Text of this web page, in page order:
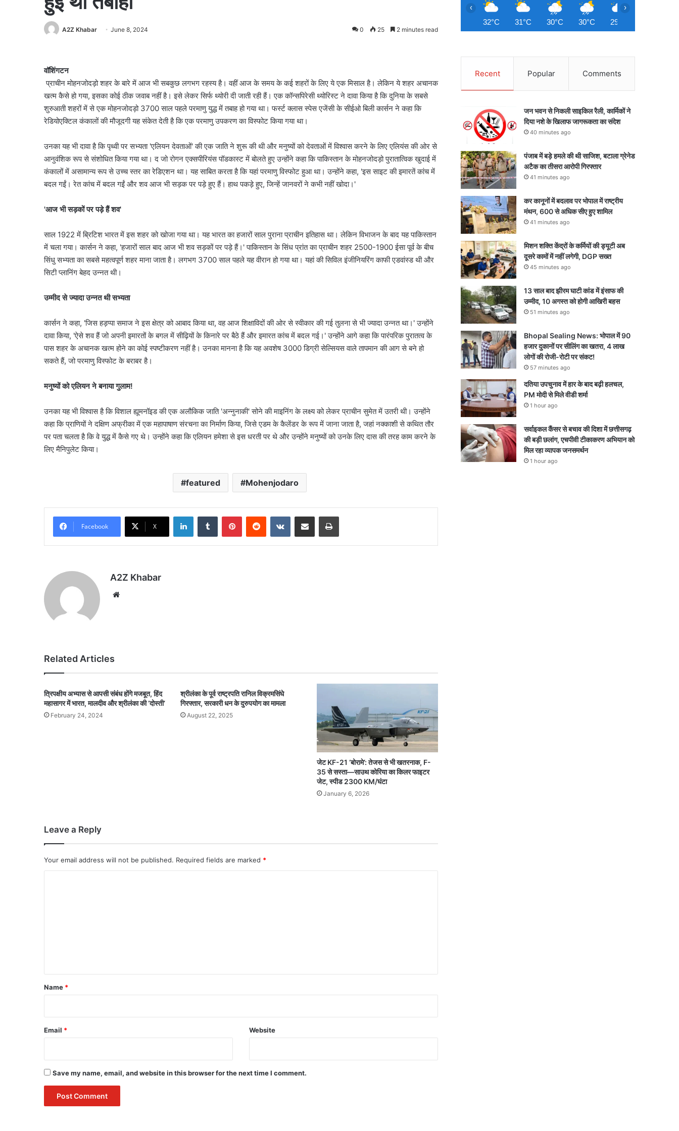
A2Z Khabar June 8, 2024 0 25 2 minutes read
वॉशिंगटन
प्राचीन मोहनजोदड़ो शहर के बारे में आज भी सबकुछ लगभग रहस्य है। वहीं आज के समय के कई शहरों के लिए ये एक मिसाल है। लेकिन ये शहर अचानक
खत्म कैसे हो गया, इसका कोई ठीक जवाब नहीं है। इसे लेकर सिर्फ थ्योरी दी जाती रही हैं। एक कॉन्सपिरेसी थ्योरिस्ट ने दावा किया है कि दुनिया के सबसे
शुरुआती शहरों में से एक मोहनजोदड़ो 3700 साल पहले परमाणु युद्ध में तबाह हो गया था। फर्स्ट क्लास स्पेस एजेंसी के सीईओ बिली कार्सन ने कहा कि
रेडियोएक्टिल कंकालों की मौजूदगी यह संकेत देती है कि एक परमाणु उपकरण का विस्फोट किया गया था।
उनका यह भी दावा है कि पृथ्वी पर सभ्यता 'एलियन देवताओं' की एक जाति ने शुरू की थी और मनुष्यों को देवताओं में विश्वास करने के लिए एलियंस की ओर से
आनुवंशिक रूप से संशोधित किया गया था। द जो रोगन एक्सपीरियंस पॉडकास्ट में बोलते हुए उन्होंने कहा कि पाकिस्तान के मोहनजोदड़ो पुरातात्विक खुदाई में
कंकालों में असामान्य रूप से उच्च स्तर का रेडिएशन था। यह साबित करता है कि यहां परमाणु विस्फोट हुआ था। उन्होंने कहा, 'इस साइट की इमारतें कांच में
बदल गईं। रेत कांच में बदल गईं और शव आज भी सड़क पर पड़े हुए हैं। हाथ पकड़े हुए, जिन्हें जानवरों ने कभी नहीं खोदा।'
'आज भी सड़कों पर पड़े हैं शव'
साल 1922 में ब्रिटिश भारत में इस शहर को खोजा गया था। यह भारत का हजारों साल पुराना प्राचीन इतिहास था। लेकिन विभाजन के बाद यह पाकिस्तान
में चला गया। कार्सन ने कहा, 'हजारों साल बाद आज भी शव सड़कों पर पड़े हैं।' पाकिस्तान के सिंध प्रांत का प्राचीन शहर 2500-1900 ईसा पूर्व के बीच
सिंधु सभ्यता का सबसे महत्वपूर्ण शहर माना जाता है। लगभग 3700 साल पहले यह वीरान हो गया था। यहां की सिविल इंजीनियरिंग काफी एडवांस्ड थी और
सिटी प्लानिंग बेहद उन्नत थी।
उम्मीद से ज्यादा उन्नत थी सभ्यता
कार्सन ने कहा, 'जिस हड़प्पा समाज ने इस क्षेत्र को आबाद किया था, वह आज शिक्षाविदों की ओर से स्वीकार की गई तुलना से भी ज्यादा उन्नत था।' उन्होंने
दावा किया, 'ऐसे शव हैं जो अपनी इमारतों के बगल में सीढ़ियों के किनारे पर बैठे हैं और इमारत कांच में बदल गई।' उन्होंने आगे कहा कि पारंपरिक पुरातत्व के
पास शहर के अचानक खत्म होने का कोई स्पष्टीकरण नहीं है। उनका मानना है कि यह अवशेष 3000 डिग्री सेल्सियस वाले तापमान की आग से बने हो
सकते हैं, जो परमाणु विस्फोट के बराबर है।
मनुष्यों को एलियन ने बनाया गुलाम!
उनका यह भी विश्वास है कि विशाल ह्यूमनॉइड की एक अलौकिक जाति 'अन्नुनाकी' सोने की माइनिंग के लक्ष्य को लेकर प्राचीन सुमेत में उतरी थी। उन्होंने
कहा कि प्राणियों ने दक्षिण अफ्रीका में एक महापाषाण संरचना का निर्माण किया, जिसे एडम के कैलेंडर के रूप में जाना जाता है, जहां नक्काशी से कथित तौर
पर पता चलता है कि वे युद्ध में कैसे गए थे। उन्होंने कहा कि एलियन हमेशा से इस धरती पर थे और उन्होंने मनुष्यों को उनके लिए दास की तरह काम करने के
लिए मैनिपुलेट किया।
featured Mohenjodaro
Facebook X
LinkedInTumblr PinterestReddit VKontakteShare via Email Print
A2Z Khabar
Related Articles
त्रिपक्षीय अभ्यास से आपसी संबंध होंगे मजबूत, हिंद
महासागर में भारत, मालदीव और श्रीलंका की ‘दोस्ती’
February 24, 2024
श्रीलंका के पूर्व राष्ट्रपति रानिल विक्रमसिंघे
गिरफ्तार, सरकारी धन के दुरुपयोग का मामला
August 22, 2025
जेट KF-21 ‘बोरामे’: तेजस से भी खतरनाक, F-
35 से सस्ता—साउथ कोरिया का किलर फाइटर
जेट, स्पीड 2300 KM/घंटा
January 6, 2026
Leave a Reply
Your email address will not be published. Required fields are marked *
*
Name *
Email * Website
Save my name, email, and website in this browser for the next time I comment.
32°C 31°C 30°C 30°C 29°C
‹ ›
Recent Popular Comments
जन भवन से निकली साइकिल रैली, कार्मिकों ने
दिया नशे के खिलाफ जागरूकता का संदेश
40 minutes ago
पंजाब में बड़े हमले की थी साजिश, बटाला ग्रेनेड
अटैक का तीसरा आरोपी गिरफ्तार
41 minutes ago
कर कानूनों में बदलाव पर भोपाल में राष्ट्रीय
मंथन, 600 से अधिक सीए हुए शामिल
41 minutes ago
मिशन शक्ति केंद्रों के कर्मियों की ड्यूटी अब
दूसरे कामों में नहीं लगेगी, DGP सख्त
45 minutes ago
13 साल बाद झीरम घाटी कांड में इंसाफ की
उम्मीद, 10 अगस्त को होगी आखिरी बहस
51 minutes ago
Bhopal Sealing News: भोपाल में 90
हजार दुकानों पर सीलिंग का खतरा, 4 लाख
लोगों की रोजी-रोटी पर संकट!
57 minutes ago
दतिया उपचुनाव में हार के बाद बढ़ी हलचल,
PM मोदी से मिले वीडी शर्मा
1 hour ago
सर्वाइकल कैंसर से बचाव की दिशा में छत्तीसगढ़
की बड़ी छलांग, एचपीवी टीकाकरण अभियान को
मिल रहा व्यापक जनसमर्थन
1 hour ago